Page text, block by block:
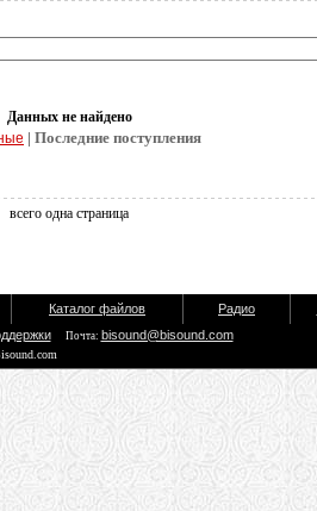
Данных не найдено
| Последние поступления
всего одна страница
Каталог файлов Радио
Почта: bisound@bisound.com